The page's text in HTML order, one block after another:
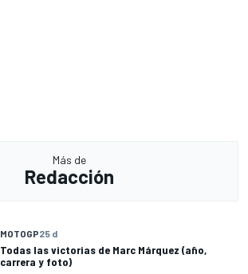
Más de
Redacción
MOTOGP25 d
Todas las victorias de Marc Márquez (año,
carrera y foto)